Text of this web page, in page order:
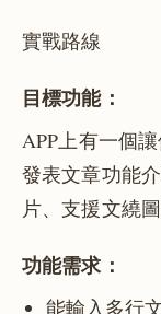
實戰路線
目標功能：
APP上有一個
發表文章功能
片、支援文繞圖
功能需求：
能輸入多行